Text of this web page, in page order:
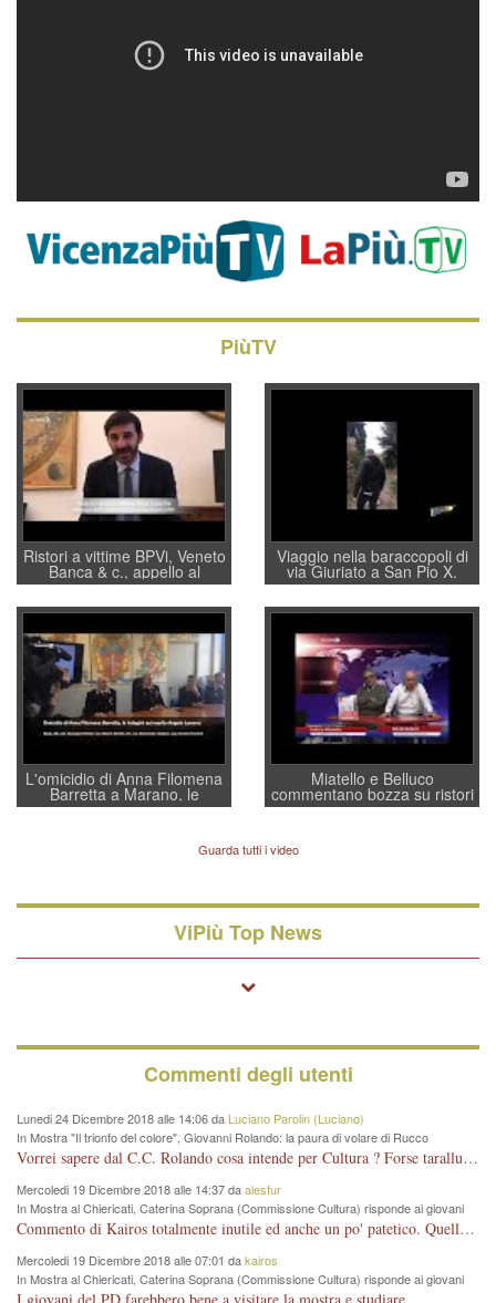
PiùTV
Ristori a vittime BPVi, Veneto
Banca & c., appello al
sottosegretario Alessio
Villarosa: per mettere ordine
convochi con Di Maio CNCU
a supporto della cabina di
regia al Mef
Viaggio nella baraccopoli di
via Giuriato a San Pio X.
Vicenza ai Vicentini: “faremo
un regalo di Natale ai
residenti”
L'omicidio di Anna Filomena
Barretta a Marano, le
indagini dei carabinieri di
Lavarra: più avvincenti di
quelle di... Barbara D'Urso
Miatello e Belluco
commentano bozza su ristori
BPVi e Veneto Banca
Guarda tutti i video
ViPiù Top News
Commenti degli utenti
Lunedi 24 Dicembre 2018 alle 14:06 da Luciano Parolin (Luciano)
In Mostra "Il trionfo del colore", Giovanni Rolando: la paura di volare di Rucco
Vorrei sapere dal C.C. Rolando cosa intende per Cultura ? Forse tarallucci, vino e sagre, o spaghetti tricolori del PD ? Il continuo (s)parlare della mostra a Palazzo Chiericati caro consigliere DANNEGGIA FORTEMENTE l'immagine della città TUTTA e fa deviare i consensi che in RUSSIA (badi bene ex U.R.S.S.) sono ECCELLENTI. A livello artistico l'evento è di alta Valenza culturale, COMPITO di Tutta la Cittadinanza fare il possibile per propagandare l'iniziativa senza farne UN CASO PARTITICO come fa Lei da sempre. Meno Gazebo + Partecipazione! E così sia. Amen.
Mercoledi 19 Dicembre 2018 alle 14:37 daalesfur
In Mostra al Chiericati, Caterina Soprana (Commissione Cultura) risponde ai giovani
del Pd: "realizzata a costo zero per il Comune"
Commento di Kairos totalmente inutile ed anche un po' patetico. Quella che è completamente mancata è stata la promozione internazionale dell'evento effettuata da chi lo sa fare, l'amministrazione in questo è stata totalmente assente relegando al provincialismo una mostra che meritava ben altre platee ed i risultati sono sotto gli occhi di tutti. Su questo bisogna parlare, il fatto di averla organizzata al Chiericati certo non ha aiutato ma è un aspetto secondario rispetto a quello della promozione. In città con le mostre organizzate da Goldin - che certo ha fatto principalmente i suoi interessi, ma ne ha comunque beneficiato la città in immagine e commercio per il centro - arrivavano giornalmente pullman carichi di turisti. Dove sono i turisti ora?
Mercoledi 19 Dicembre 2018 alle 07:01 dakairos
In Mostra al Chiericati, Caterina Soprana (Commissione Cultura) risponde ai giovani
del Pd: "realizzata a costo zero per il Comune"